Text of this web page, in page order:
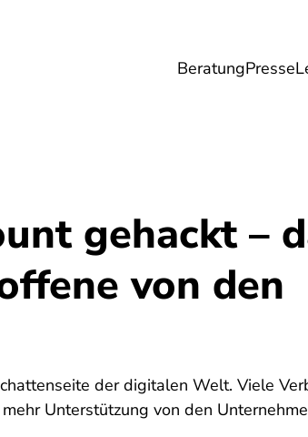
BeratungPresse
Gesundheit &
gehackt –
von den
der digitalen Welt. Viele
Unterstützung von den